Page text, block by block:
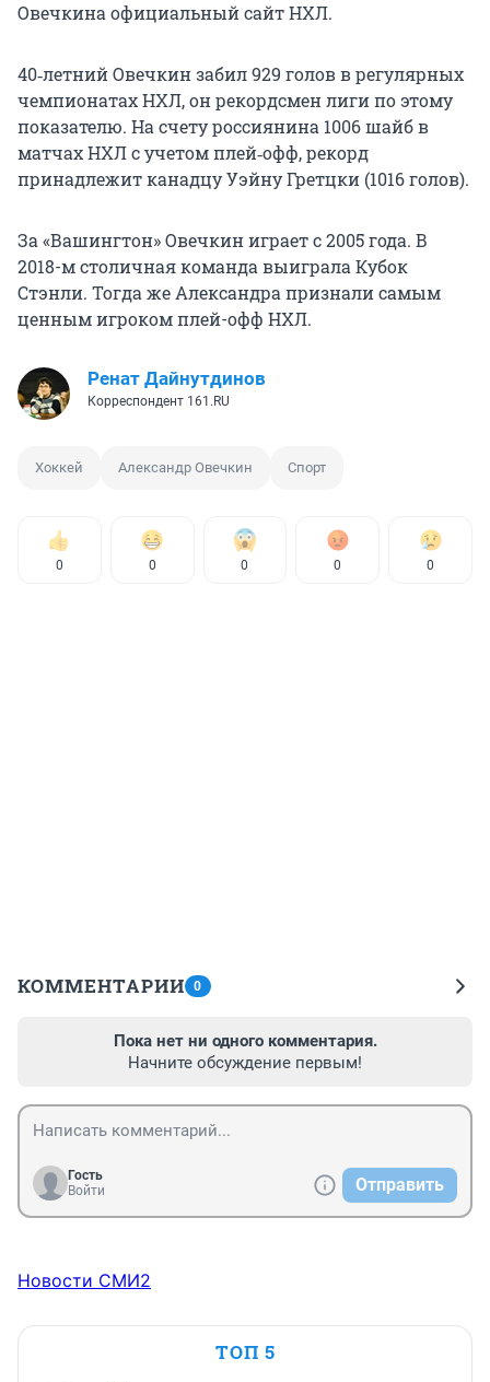
Овечкина официальный сайт НХЛ.
40‑летний Овечкин забил 929 голов в регулярных
чемпионатах НХЛ, он рекордсмен лиги по этому
показателю. На счету россиянина 1006 шайб в
матчах НХЛ с учетом плей‑офф, рекорд
принадлежит канадцу Уэйну Гретцки (1016 голов).
За «Вашингтон» Овечкин играет с 2005 года. В
2018-м столичная команда выиграла Кубок
Стэнли. Тогда же Александра признали самым
ценным игроком плей-офф НХЛ.
Ренат Дайнутдинов
Корреспондент 161.RU
Хоккей Александр Овечкин Спорт
0 0 0 0 0
КОММЕНТАРИИ 0
Пока нет ни одного комментария.
Начните обсуждение первым!
Гость
Войти
Отправить
Новости СМИ2
ТОП 5